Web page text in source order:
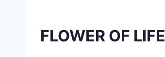
FLOWER OF LIFE